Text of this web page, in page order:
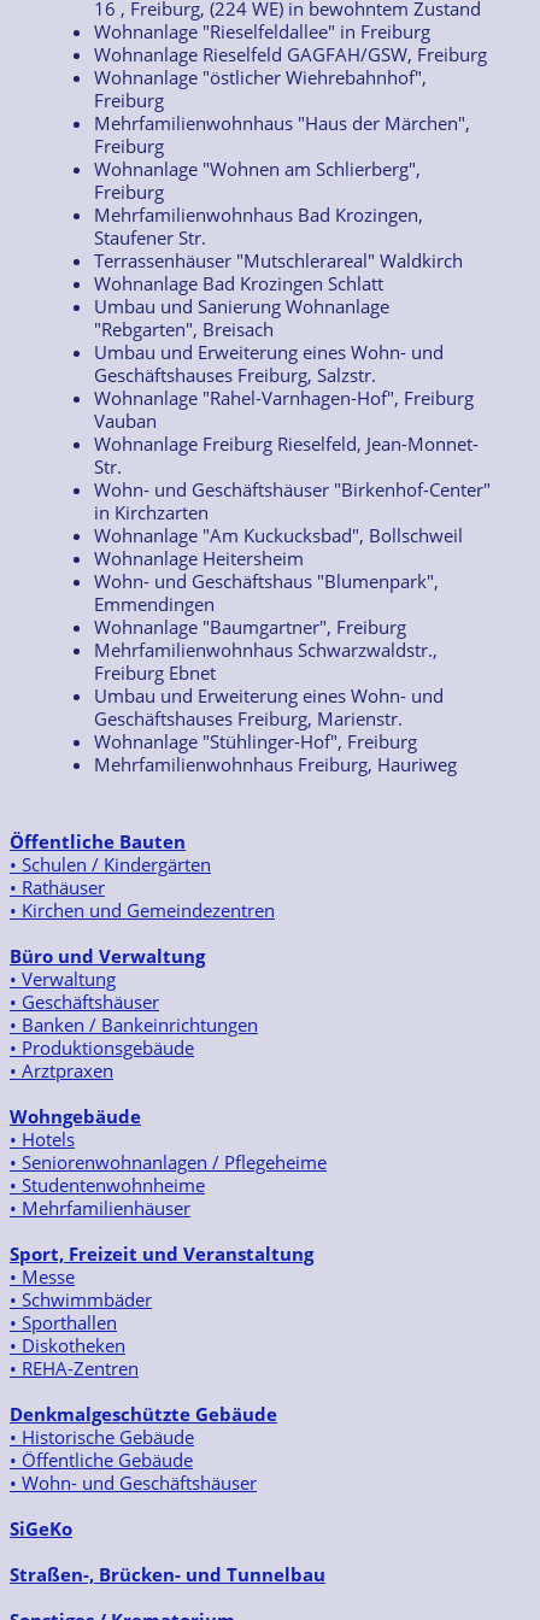
16 , Freiburg, (224 WE) in bewohntem Zustand
Wohnanlage "Rieselfeldallee" in Freiburg
Wohnanlage Rieselfeld GAGFAH/GSW, Freiburg
Wohnanlage "östlicher Wiehrebahnhof",
Freiburg
Mehrfamilienwohnhaus "Haus der Märchen",
Freiburg
Wohnanlage "Wohnen am Schlierberg",
Freiburg
Mehrfamilienwohnhaus Bad Krozingen,
Staufener Str.
Terrassenhäuser "Mutschlerareal" Waldkirch
Wohnanlage Bad Krozingen Schlatt
Umbau und Sanierung Wohnanlage
"Rebgarten", Breisach
Umbau und Erweiterung eines Wohn- und
Geschäftshauses Freiburg, Salzstr.
Wohnanlage "Rahel-Varnhagen-Hof", Freiburg
Vauban
Wohnanlage Freiburg Rieselfeld, Jean-Monnet-
Str.
Wohn- und Geschäftshäuser "Birkenhof-Center"
in Kirchzarten
Wohnanlage "Am Kuckucksbad", Bollschweil
Wohnanlage Heitersheim
Wohn- und Geschäftshaus "Blumenpark",
Emmendingen
Wohnanlage "Baumgartner", Freiburg
Mehrfamilienwohnhaus Schwarzwaldstr.,
Freiburg Ebnet
Umbau und Erweiterung eines Wohn- und
Geschäftshauses Freiburg, Marienstr.
Wohnanlage "Stühlinger-Hof", Freiburg
Mehrfamilienwohnhaus Freiburg, Hauriweg
Öffentliche Bauten
• Schulen / Kindergärten
• Rathäuser
• Kirchen und Gemeindezentren
Büro und Verwaltung
• Verwaltung
• Geschäftshäuser
• Banken / Bankeinrichtungen
• Produktionsgebäude
• Arztpraxen
Wohngebäude
• Hotels
• Seniorenwohnanlagen / Pflegeheime
• Studentenwohnheime
• Mehrfamilienhäuser
Sport, Freizeit und Veranstaltung
• Messe
• Schwimmbäder
• Sporthallen
• Diskotheken
• REHA-Zentren
Denkmalgeschützte Gebäude
• Historische Gebäude
• Öffentliche Gebäude
• Wohn- und Geschäftshäuser
SiGeKo
Straßen-, Brücken- und Tunnelbau